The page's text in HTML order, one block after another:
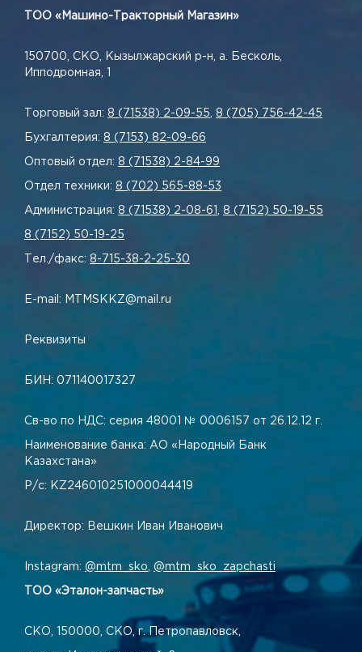
ТОО «Машино-Тракторный Магазин»
150700, СКО, Кызылжарский р-н, а. Бесколь,
Ипподромная, 1
Торговый зал: 8 (71538) 2-09-55 8 (705) 756-42-45
Бухгалтерия: 8 (7153) 82-09-66
Оптовый отдел: 8 (71538) 2-84-99
Отдел техники: 8 (702) 565-88-53
Администрация: 8 (71538) 2-08-61 8 (7152) 50-19-55
8 (7152) 50-19-25
Тел./факс: 8-715-38-2-25-30
E-mail: MTMSKKZ@mail.ru
Реквизиты
БИН: 071140017327
Св-во по НДС: серия 48001 № 0006157 от 26.12.12 г.
Наименование банка: АО «Народный Банк
Казахстана»
Р/с: KZ246010251000044419
Директор: Вешкин Иван Иванович
Instagram: @mtm_sko @mtm_sko_zapchasti
ТОО «Эталон-запчасть»
СКО, 150000, СКО, г. Петропавловск,